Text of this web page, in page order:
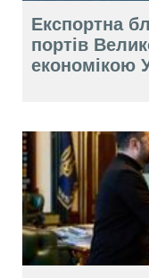
Експортна
портів
економікою